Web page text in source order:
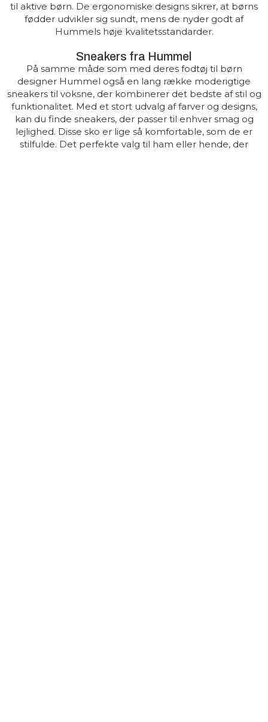
til aktive børn. De ergonomiske designs sikrer, at børns
fødder udvikler sig sundt, mens de nyder godt af
Hummels høje kvalitetsstandarder.
Sneakers fra Hummel
På samme måde som med deres fodtøj til børn
designer Hummel også en lang række moderigtige
sneakers til voksne, der kombinerer det bedste af stil og
funktionalitet. Med et stort udvalg af farver og designs,
kan du finde sneakers, der passer til enhver smag og
lejlighed. Disse sko er lige så komfortable, som de er
stilfulde. Det perfekte valg til ham eller hende, der